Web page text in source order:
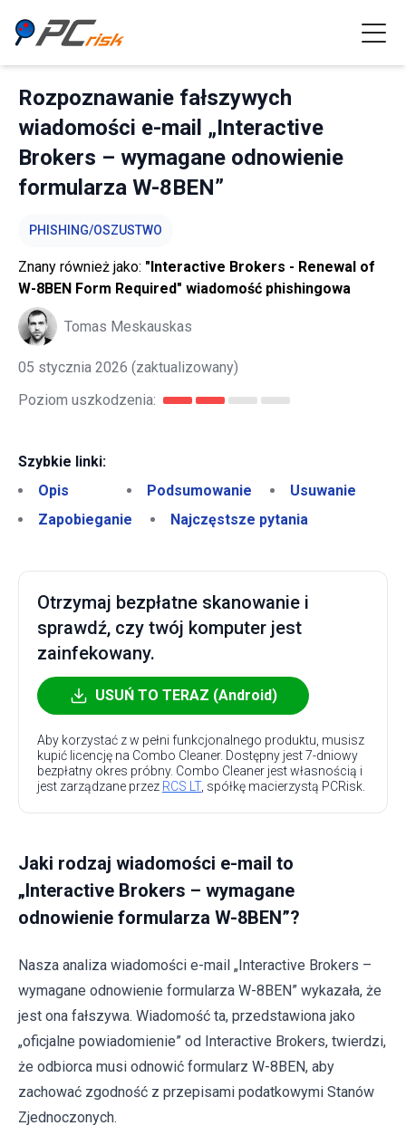
Rozpoznawanie fałszywych
wiadomości e-mail „Interactive
Brokers – wymagane odnowienie
formularza W-8BEN”
PHISHING/OSZUSTWO
Znany również jako: "Interactive Brokers - Renewal of
W-8BEN Form Required" wiadomość phishingowa
Tomas Meskauskas
05 stycznia 2026 (zaktualizowany)
Poziom uszkodzenia:
Szybkie linki:
Opis
Podsumowanie
Usuwanie
Zapobieganie
Najczęstsze pytania
Otrzymaj bezpłatne skanowanie i
sprawdź, czy twój komputer jest
zainfekowany.
USUŃ TO TERAZ (Android)
Aby korzystać z w pełni funkcjonalnego produktu, musisz
kupić licencję na Combo Cleaner. Dostępny jest 7-dniowy
bezpłatny okres próbny. Combo Cleaner jest własnością i
jest zarządzane przez RCS LT, spółkę macierzystą PCRisk.
Jaki rodzaj wiadomości e-mail to
„Interactive Brokers – wymagane
odnowienie formularza W-8BEN”?
Nasza analiza wiadomości e-mail „Interactive Brokers –
wymagane odnowienie formularza W-8BEN” wykazała, że
jest ona fałszywa. Wiadomość ta, przedstawiona jako
„oficjalne powiadomienie” od Interactive Brokers, twierdzi,
że odbiorca musi odnowić formularz W-8BEN, aby
zachować zgodność z przepisami podatkowymi Stanów
Zjednoczonych.